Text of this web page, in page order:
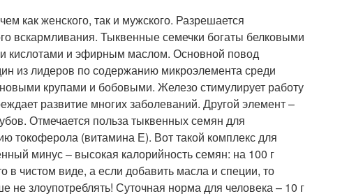
как женского, так и мужского. Разрешается
вскармливания. Тыквенные семечки богаты белковыми
кислотами и эфирным маслом. Основной повод
из лидеров по содержанию микроэлемента среди
крупами и бобовыми. Железо стимулирует работу
развитие многих заболеваний. Другой элемент –
Отмечается польза тыквенных семян для
токоферола (витамина Е). Вот такой комплекс для
минус – высокая калорийность семян: на 100 г
чистом виде, а если добавить масла и специи, то
не злоупотреблять! Суточная норма для человека – 10 г